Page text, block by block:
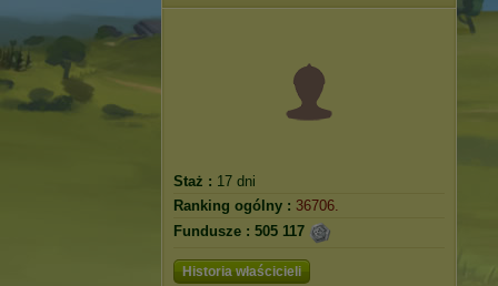
Staż : 17 dni
Ranking ogólny : 36706.
Fundusze : 505 117
Historia właścicieli